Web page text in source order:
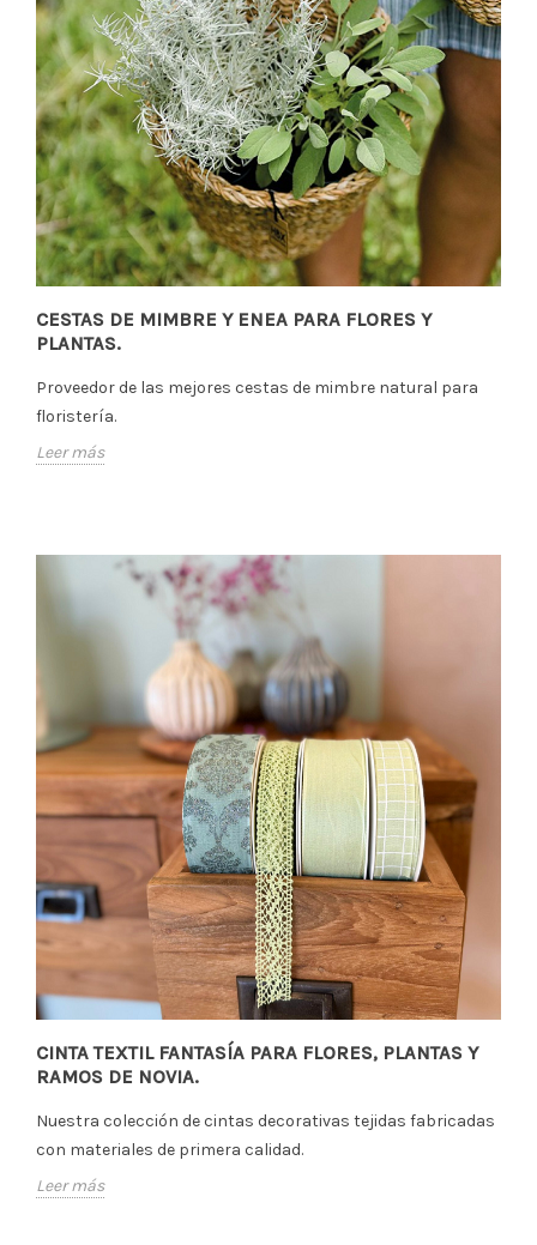
CESTAS DE MIMBRE Y ENEA PARA FLORES Y
PLANTAS.
Proveedor de las mejores cestas de mimbre natural para
floristería.
Leer más
CINTA TEXTIL FANTASÍA PARA FLORES, PLANTAS Y
RAMOS DE NOVIA.
Nuestra colección de cintas decorativas tejidas fabricadas
con materiales de primera calidad.
Leer más